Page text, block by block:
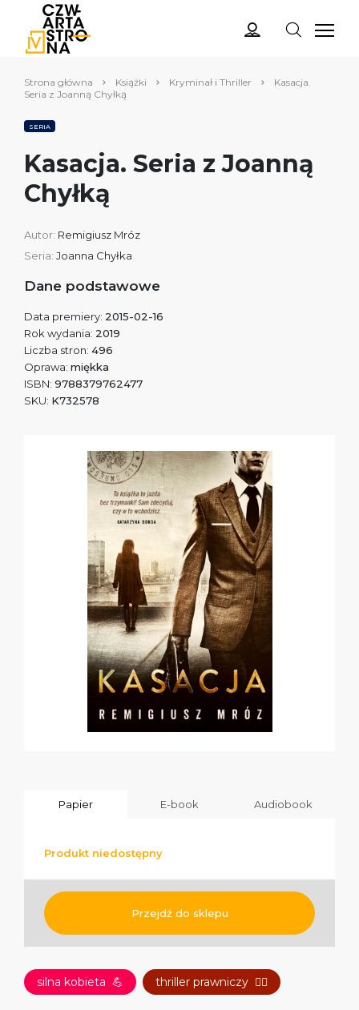
Strona główna Książki Kryminał i Thriller
Kasacja.
Seria z Joanną Chyłką
SERIA
Kasacja. Seria z Joanną
Chyłką
Autor: Remigiusz Mróz
Seria: Joanna Chyłka
Dane podstawowe
Data premiery: 2015-02-16
Rok wydania: 2019
Liczba stron: 496
Oprawa: miękka
ISBN: 9788379762477
SKU: K732578
Papier E-book Audiobook
Produkt niedostępny
Przejdź do sklepu
silna kobieta 💪 thriller prawniczy 👩‍⚖️